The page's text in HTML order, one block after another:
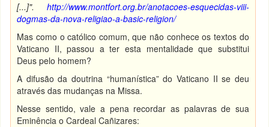
[...]". http://www.montfort.org.br/anotacoes-esquecidas-viii-
dogmas-da-nova-religiao-a-basic-religion/
Mas como o católico comum, que não conhece os textos do
Vaticano II, passou a ter esta mentalidade que substitui
Deus pelo homem?
A difusão da doutrina “humanística” do Vaticano II se deu
através das mudanças na Missa.
Nesse sentido, vale a pena recordar as palavras de sua
Eminência o Cardeal Cañizares: